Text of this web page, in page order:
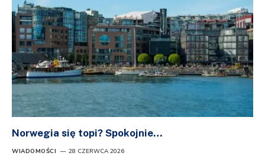
Norwegia się topi? Spokojnie…
WIADOMOŚCI 28 CZERWCA 2026